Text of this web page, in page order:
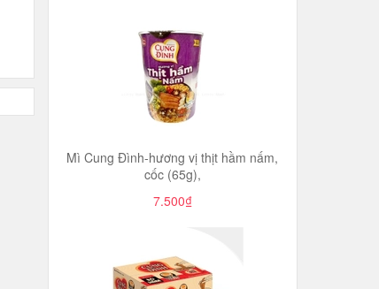
Mì Cung Đình-hương vị thịt hầm nấm,
cốc (65g),
7.500₫